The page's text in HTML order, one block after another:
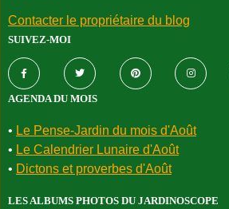
Contacter le propriétaire du blog
SUIVEZ-MOI
AGENDA DU MOIS
• Le Pense-Jardin du mois d'Août
• Le Calendrier Lunaire d'Août
• Dictons et proverbes d'Août
LES ALBUMS PHOTOS DU JARDINOSCOPE